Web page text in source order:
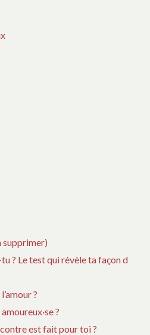
supprimer)
tu ? Le test qui révèle ta façon d
?
?
est fait pour toi ?